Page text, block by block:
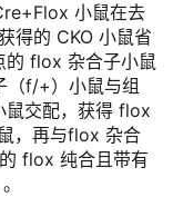
小鼠在去
得的 CKO 小鼠省
的 flox 杂合子小鼠
（f/+）小鼠与组
鼠交配，获得 flox
，再与flox 杂合
的 flox 纯合且带有